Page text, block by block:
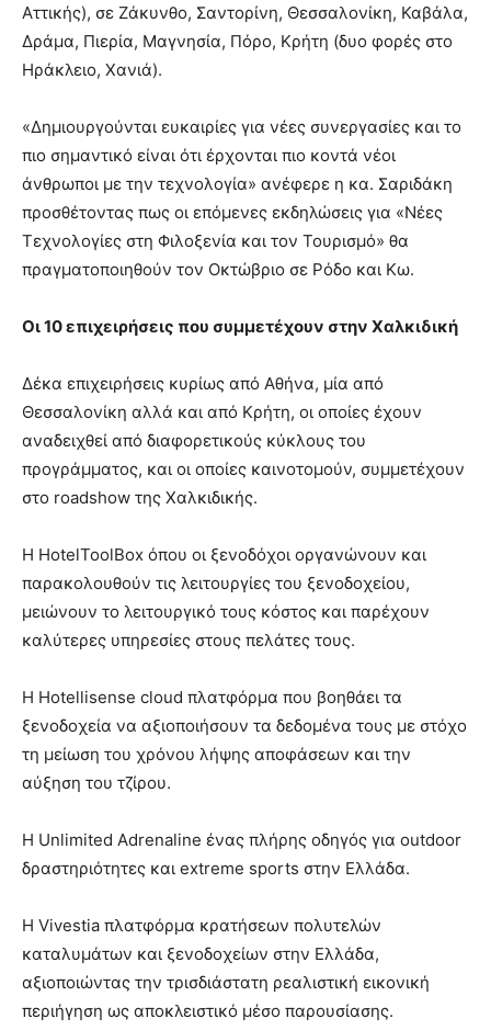
Αττικής), σε Ζάκυνθο, Σαντορίνη, Θεσσαλονίκη, Καβάλα,
Δράμα, Πιερία, Μαγνησία, Πόρο, Κρήτη (δυο φορές στο
Ηράκλειο, Χανιά).
«Δημιουργούνται ευκαιρίες για νέες συνεργασίες και το
πιο σημαντικό είναι ότι έρχονται πιο κοντά νέοι
άνθρωποι με την τεχνολογία» ανέφερε η κα. Σαριδάκη
προσθέτοντας πως οι επόμενες εκδηλώσεις για «Νέες
Τεχνολογίες στη Φιλοξενία και τον Τουρισμό» θα
πραγματοποιηθούν τον Οκτώβριο σε Ρόδο και Κω.
Οι 10 επιχειρήσεις που συμμετέχουν στην Χαλκιδική
Δέκα επιχειρήσεις κυρίως από Αθήνα, μία από
Θεσσαλονίκη αλλά και από Κρήτη, οι οποίες έχουν
αναδειχθεί από διαφορετικούς κύκλους του
προγράμματος, και οι οποίες καινοτομούν, συμμετέχουν
στο roadshow της Χαλκιδικής.
Η HotelToolBox όπου οι ξενοδόχοι οργανώνουν και
παρακολουθούν τις λειτουργίες του ξενοδοχείου,
μειώνουν το λειτουργικό τους κόστος και παρέχουν
καλύτερες υπηρεσίες στους πελάτες τους.
Η Hotellisense cloud πλατφόρμα που βοηθάει τα
ξενοδοχεία να αξιοποιήσουν τα δεδομένα τους με στόχο
τη μείωση του χρόνου λήψης αποφάσεων και την
αύξηση του τζίρου.
Η Unlimited Adrenaline ένας πλήρης οδηγός για outdoor
δραστηριότητες και extreme sports στην Ελλάδα.
Η Vivestia πλατφόρμα κρατήσεων πολυτελών
καταλυμάτων και ξενοδοχείων στην Ελλάδα,
αξιοποιώντας την τρισδιάστατη ρεαλιστική εικονική
περιήγηση ως αποκλειστικό μέσο παρουσίασης.